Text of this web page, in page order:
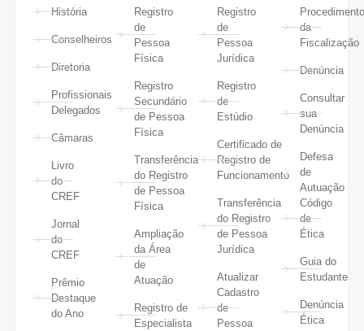
História
Conselheiros
Diretoria
Profissionais
Delegados
Câmaras
Livro
do
CREF
Jornal
do
CREF
Prêmio
Destaque
do Ano
Registro
de
Pessoa
Física
Registro
Secundário
de Pessoa
Física
Transferência
do Registro
de Pessoa
Física
Ampliação
da Área
de
Atuação
Registro de
Especialista
Registro
de
Pessoa
Jurídica
Registro
de
Estúdio
Certificado de
Registro de
Funcionamento
Transferência
do Registro
de Pessoa
Jurídica
Atualizar
Cadastro
de
Pessoa
da
Fiscalização
Denúncia
Consultar
sua
Denúncia
Defesa
de
Autuação
Código
de
Ética
Guia do
Estudante
Denúncia
Ética